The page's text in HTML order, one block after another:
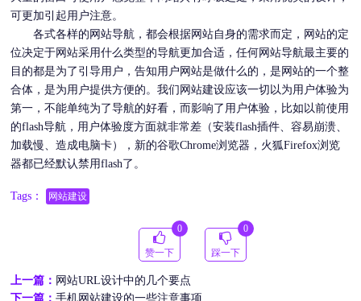
可更加引起用户注意。
各式各样的网站导航，都会根据网站自身的需求而定，网站的定
位决定于网站采用什么类型的导航更加合适，任何网站导航最主要的
目的都是为了引导用户，告知用户网站是做什么的，是网站的一个整
合体，是为用户提供方便的。我们 网站建设应该一切以为用户体验为
第一，不能单纯为了导航的好看，而影响了用户体验，比如以前使用
的flash导航，用户体验度方面就非常差（安装flash插件、容易崩溃、
加载慢、造成电脑卡），新的谷歌Chrome浏览器，火狐Firefox浏览
器都已经默认禁用flash了。
Tags： 网站建设
赞一下
0
踩一下
0
上一篇： 网站URL设计中的几个要点
下一篇：手机网站建设的一些注意事项